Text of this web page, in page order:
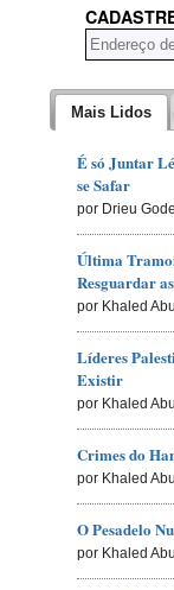
Mais Lidos
É só Juntar
se Safar
por Drieu
Última
Resguardar
por Khaled
Líderes
Existir
por Khaled
Crimes do
por Khaled
O Pesadelo
por Khaled